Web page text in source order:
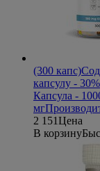
(300 капс)
капсулу - 30%
Капсула -
мг
2 151Цена
В корзину